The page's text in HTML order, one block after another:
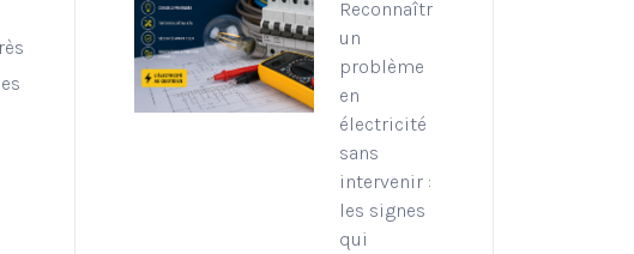
Reconnaître
un
problème
en
électricité
sans
intervenir :
les signes
qui